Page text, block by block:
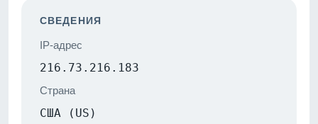
СВЕДЕНИЯ
IP-адрес
216.73.216.183
Страна
США (US)